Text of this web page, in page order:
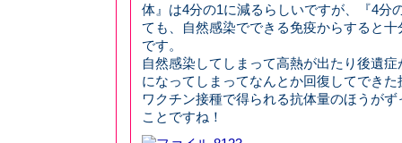
体』は4分の1に減るらしいですが、『4分
ても、自然感染でできる免疫からすると
です。
自然感染してしまって高熱が出たり後遺
になってしまってなんとか回復してできた
ワクチン接種で得られる抗体量のほうが
ことですね！